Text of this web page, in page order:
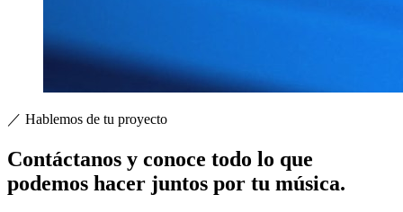
／ Hablemos de tu proyecto
Contáctanos y conoce todo lo que
podemos hacer juntos por tu música.